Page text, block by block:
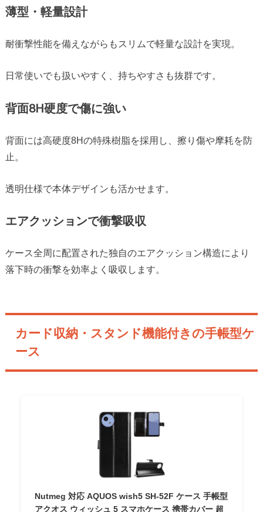
薄型・軽量設計
耐衝撃性能を備えながらもスリムで軽量な設計を実現。
日常使いでも扱いやすく、持ちやすさも抜群です。
背面8H硬度で傷に強い
背面には高硬度8Hの特殊樹脂を採用し、擦り傷や摩耗を防
止。
透明仕様で本体デザインも活かせます。
エアクッションで衝撃吸収
ケース全周に配置された独自のエアクッション構造により
落下時の衝撃を効率よく吸収します。
カード収納・スタンド機能付きの手帳型ケ
ース
Nutmeg 対応 AQUOS wish5 SH-52F ケース 手帳型
アクオス ウィッシュ 5 スマホケース 携帯カバー 超